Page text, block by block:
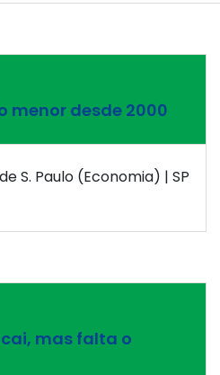
menor desde 2000
S. Paulo (Economia) | SP
mas falta o